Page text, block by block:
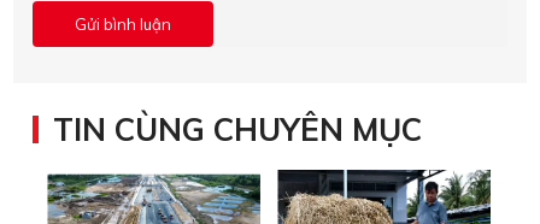
TIN CÙNG CHUYÊN MỤC